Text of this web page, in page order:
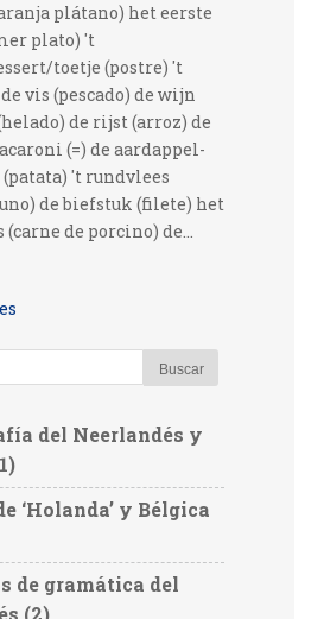
plátano) het eerste
plato) 't
toetje (postre) 't
vis (pescado) de wijn
de rijst (arroz) de
(=) de aardappel-
't rundvlees
de biefstuk (filete) het
de porcino) de...
del Neerlandés y
‘Holanda’ y Bélgica
de gramática del
(2)